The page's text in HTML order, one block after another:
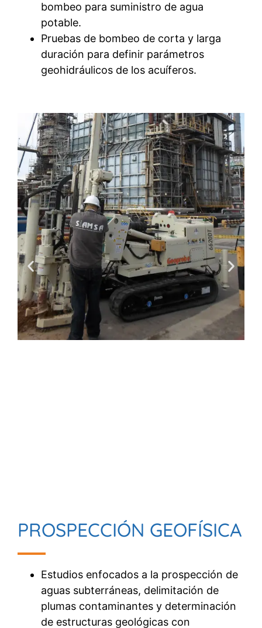
bombeo para suministro de agua
potable.
Pruebas de bombeo de corta y larga
duración para definir parámetros
geohidráulicos de los acuíferos.
PROSPECCIÓN GEOFÍSICA
Estudios enfocados a la prospección de
aguas subterráneas, delimitación de
plumas contaminantes y determinación
de estructuras geológicas con